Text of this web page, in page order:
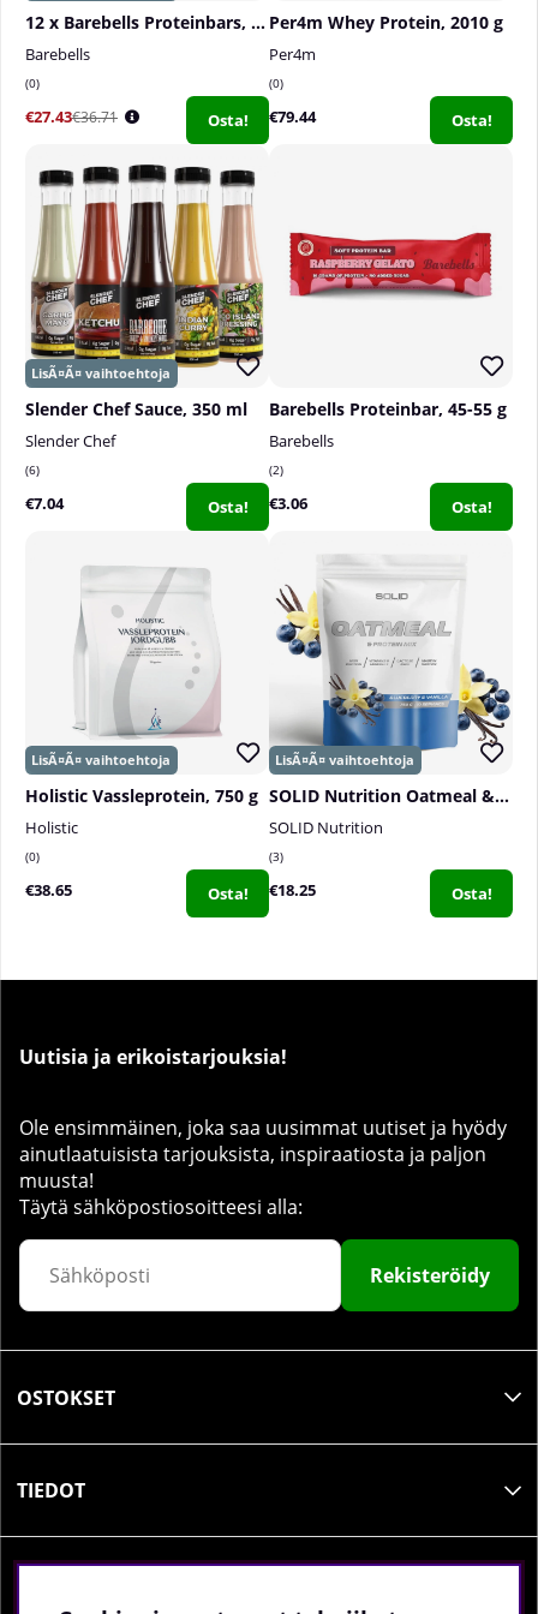
12 x Barebells Proteinbars, 55 g
Barebells
0
€27.43€36.71 Osta!
Per4m Whey Protein, 2010 g
Per4m
0
€79.44 Osta!
Slender Chef Sauce, 350 ml
Slender Chef
6
€7.04 Osta!
Barebells Proteinbar, 45-55 g
Barebells
2
€3.06 Osta!
Holistic Vassleprotein, 750 g
Holistic
0
€38.65 Osta!
SOLID Nutrition Oatmeal & Protein Mix, 750 g
SOLID Nutrition
3
€18.25 Osta!
Uutisia ja erikoistarjouksia!
Ole ensimmäinen, joka saa uusimmat uutiset ja hyödy
ainutlaatuisista tarjouksista, inspiraatiosta ja paljon
muusta!
Täytä sähköpostiosoitteesi alla:
Rekisteröidy
OSTOKSET
TIEDOT